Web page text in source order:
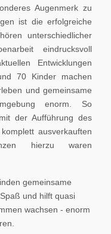
Augenmerk zu
ist die erfolgreiche
unterschiedlicher
eindrucksvoll
Entwicklungen
70 Kinder machen
und gemeinsame
enorm. So
der Aufführung des
ausverkauften
hierzu waren
gemeinsame
und hilft quasi
wachsen - enorm